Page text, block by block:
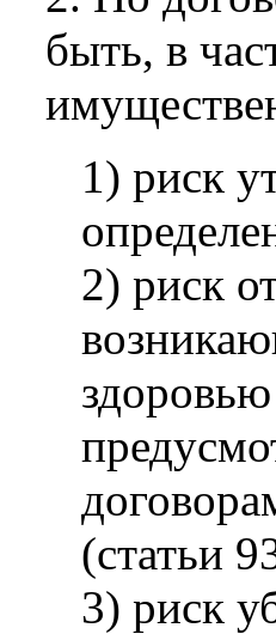
быть, в
1) риск
2) риск
(статьи
3) риск